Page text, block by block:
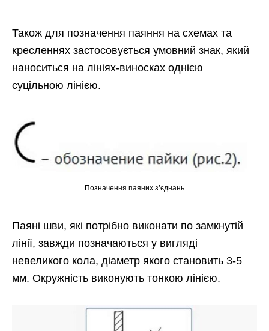
Також для позначення паяння на схемах та
кресленнях застосовується умовний знак, який
наноситься на лініях-виносках однією
суцільною лінією.
Позначення паяних з’єднань
Паяні шви, які потрібно виконати по замкнутій
лінії, завжди позначаються у вигляді
невеликого кола, діаметр якого становить 3-5
мм. Окружність виконують тонкою лінією.